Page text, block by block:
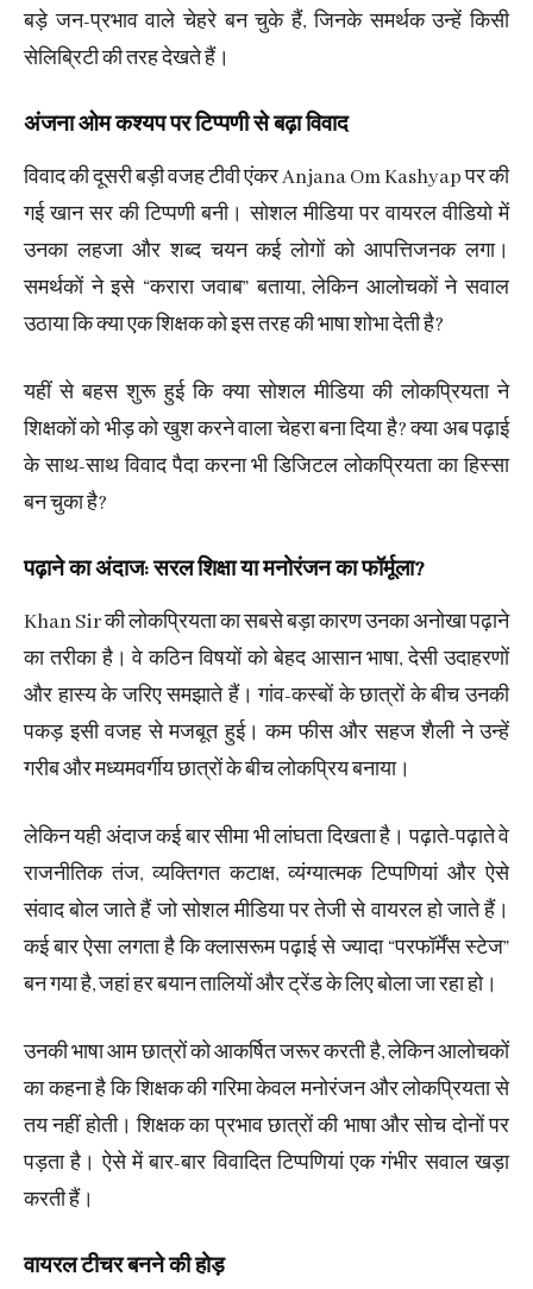
बड़े जन-प्रभाव वाले चेहरे बन चुके हैं, जिनके समर्थक उन्हें किसी
सेलिब्रिटी की तरह देखते हैं।
अंजना ओम कश्यप पर टिप्पणी से बढ़ा विवाद
विवाद की दूसरी बड़ी वजह टीवी एंकर Anjana Om Kashyap पर की
गई खान सर की टिप्पणी बनी। सोशल मीडिया पर वायरल वीडियो में
उनका लहजा और शब्द चयन कई लोगों को आपत्तिजनक लगा।
समर्थकों ने इसे “करारा जवाब” बताया, लेकिन आलोचकों ने सवाल
उठाया कि क्या एक शिक्षक को इस तरह की भाषा शोभा देती है?
यहीं से बहस शुरू हुई कि क्या सोशल मीडिया की लोकप्रियता ने
शिक्षकों को भीड़ को खुश करने वाला चेहरा बना दिया है? क्या अब पढ़ाई
के साथ-साथ विवाद पैदा करना भी डिजिटल लोकप्रियता का हिस्सा
बन चुका है?
पढ़ाने का अंदाज: सरल शिक्षा या मनोरंजन का फॉर्मूला?
Khan Sir की लोकप्रियता का सबसे बड़ा कारण उनका अनोखा पढ़ाने
का तरीका है। वे कठिन विषयों को बेहद आसान भाषा, देसी उदाहरणों
और हास्य के जरिए समझाते हैं। गांव-कस्बों के छात्रों के बीच उनकी
पकड़ इसी वजह से मजबूत हुई। कम फीस और सहज शैली ने उन्हें
गरीब और मध्यमवर्गीय छात्रों के बीच लोकप्रिय बनाया।
लेकिन यही अंदाज कई बार सीमा भी लांघता दिखता है। पढ़ाते-पढ़ाते वे
राजनीतिक तंज, व्यक्तिगत कटाक्ष, व्यंग्यात्मक टिप्पणियां और ऐसे
संवाद बोल जाते हैं जो सोशल मीडिया पर तेजी से वायरल हो जाते हैं।
कई बार ऐसा लगता है कि क्लासरूम पढ़ाई से ज्यादा “परफॉर्मेंस स्टेज”
बन गया है, जहां हर बयान तालियों और ट्रेंड के लिए बोला जा रहा हो।
उनकी भाषा आम छात्रों को आकर्षित जरूर करती है, लेकिन आलोचकों
का कहना है कि शिक्षक की गरिमा केवल मनोरंजन और लोकप्रियता से
तय नहीं होती। शिक्षक का प्रभाव छात्रों की भाषा और सोच दोनों पर
पड़ता है। ऐसे में बार-बार विवादित टिप्पणियां एक गंभीर सवाल खड़ा
करती हैं।
वायरल टीचर बनने की होड़